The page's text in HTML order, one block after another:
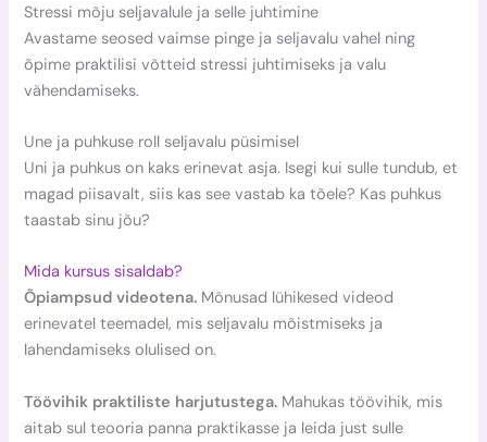
Stressi mõju seljavalule ja selle juhtimine
Avastame seosed vaimse pinge ja seljavalu vahel ning
õpime praktilisi võtteid stressi juhtimiseks ja valu
vähendamiseks.
Une ja puhkuse roll seljavalu püsimisel
Uni ja puhkus on kaks erinevat asja. Isegi kui sulle tundub, et
magad piisavalt, siis kas see vastab ka tõele? Kas puhkus
taastab sinu jõu?
Mida kursus sisaldab?
Õpiampsud videotena. Mõnusad lühikesed videod
erinevatel teemadel, mis seljavalu mõistmiseks ja
lahendamiseks olulised on.
Töövihik praktiliste harjutustega. Mahukas töövihik, mis
aitab sul teooria panna praktikasse ja leida just sulle